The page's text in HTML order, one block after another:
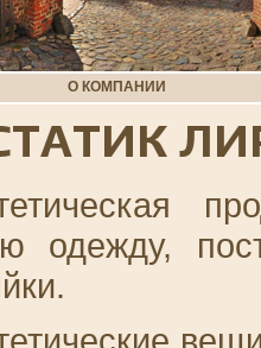
О КОМПАНИИ
одежду,